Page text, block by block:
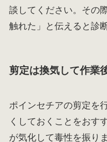
談してください。その
触れた」と伝えると診
剪定は換気して作業
ポインセチアの剪定を
くしておくことをおす
が気化して毒性を振り